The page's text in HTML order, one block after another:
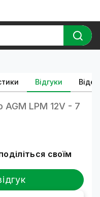
Відгуки Відео
AGM LPM 12V - 7
своїм